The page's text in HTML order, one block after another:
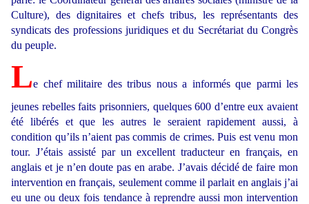
Culture), des dignitaires et chefs tribus, les représentants des
syndicats des professions juridiques et du Secrétariat du Congrès
du peuple.
Le chef militaire des tribus nous a informés que parmi les
jeunes rebelles faits prisonniers, quelques 600 d’entre eux avaient
été libérés et que les autres le seraient rapidement aussi, à
condition qu’ils n’aient pas commis de crimes. Puis est venu mon
tour. J’étais assisté par un excellent traducteur en français, en
anglais et je n’en doute pas en arabe. J’avais décidé de faire mon
intervention en français, seulement comme il parlait en anglais j’ai
eu une ou deux fois tendance à reprendre aussi mon intervention